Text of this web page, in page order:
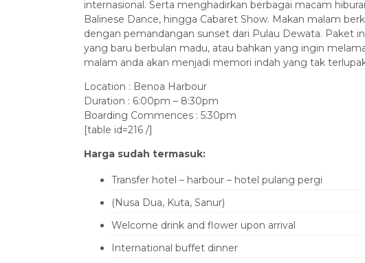
internasional. Serta menghadirkan berbagai macam
Balinese Dance, hingga Cabaret Show. Makan malam
dengan pemandangan sunset dari Pulau Dewata. Paket
yang baru berbulan madu, atau bahkan yang ingin
malam anda akan menjadi memori indah yang tak
Location : Benoa Harbour
Duration : 6:00pm – 8:30pm
Boarding Commences : 5:30pm
[table id=216 /]
Harga sudah termasuk:
Transfer hotel – harbour – hotel pulang pergi
(Nusa Dua, Kuta, Sanur)
Welcome drink and flower upon arrival
International buffet dinner